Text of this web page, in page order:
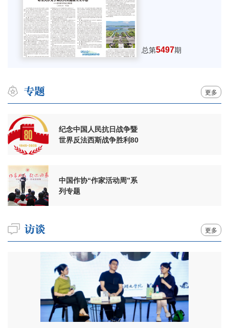
总第5497期
更多
纪念中国人民抗日战争暨
世界反法西斯战争胜利80
中国作协“作家活动周”系
列专题
更多